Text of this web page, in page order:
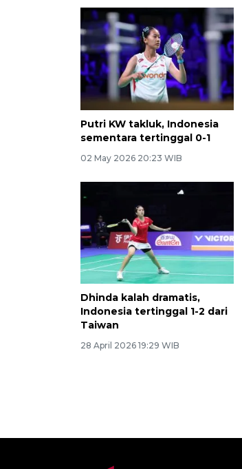
Putri KW takluk, Indonesia
sementara tertinggal 0-1
02 May 2026 20:23 WIB
Dhinda kalah dramatis,
Indonesia tertinggal 1-2 dari
Taiwan
28 April 2026 19:29 WIB